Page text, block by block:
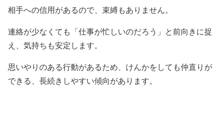
相手への信用があるので、束縛もありません。
連絡が少なくても「仕事が忙しいのだろう」と前向きに捉
え、気持ちも安定します。
思いやりのある行動があるため、けんかをしても仲直りが
できる、長続きしやすい傾向があります。